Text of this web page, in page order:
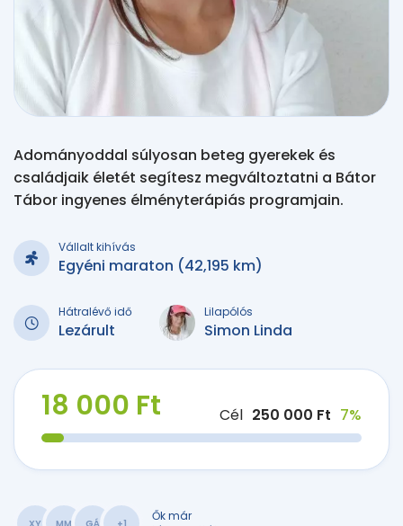
Adományoddal súlyosan beteg gyerekek és
családjaik életét segítesz megváltoztatni a Bátor
Tábor ingyenes élményterápiás programjain.
Vállalt kihívás
Egyéni maraton (42,195 km)
Hátralévő idő
Lezárult
Lilapólós
Simon Linda
18 000 Ft Cél 250 000 Ft 7%
XY MM GÁ +1
Ők már